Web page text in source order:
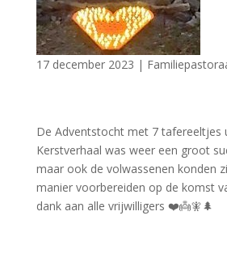
17 december 2023 |
De Adventstocht met 7 tafereeltjes
Kerstverhaal was weer een groot
maar ook de volwassenen konden
manier voorbereiden op de komst
dank aan alle vrijwilligers ❤️👼🧚🌲